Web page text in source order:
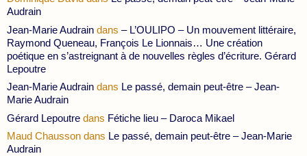
Audrain
Jean-Marie Audrain dans – L’OULIPO – Un mouvement littéraire,
Raymond Queneau, François Le Lionnais… Une création
poétique en s’astreignant à de nouvelles règles d’écriture. Gérard
Lepoutre
Jean-Marie Audrain dans Le passé, demain peut-être – Jean-
Marie Audrain
Gérard Lepoutre dans Fétiche lieu – Daroca Mikael
Maud Chausson dans Le passé, demain peut-être – Jean-Marie
Audrain